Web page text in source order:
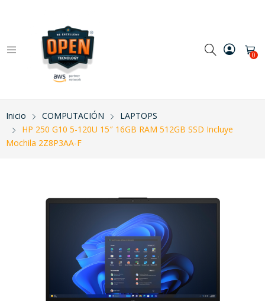
0
Inicio COMPUTACIÓN
LAPTOPS
HP 250 G10 5-120U 15″ 16GB RAM 512GB SSD Incluye
Mochila 2Z8P3AA-F